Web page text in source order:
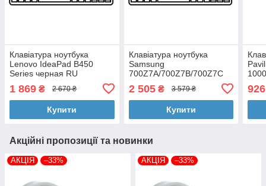
Клавіатура ноутбука
Lenovo IdeaPad B450
Series черная RU
1 869 ₴ 2 670 ₴
Купити
Клавіатура ноутбука
Samsung
700Z7A/700Z7B/700Z7C
черная без рамкисветкой
UA (A43888)
2 505₴ 3 579 ₴
Купити
926
Акційні пропозиції та новинки
АКЦІЯ –33% АКЦІЯ –33%